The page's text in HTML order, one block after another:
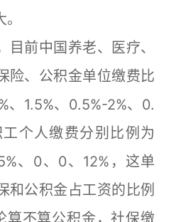
前中国养老、医疗、
险、公积金单位缴费比
、1.5%、0.5%-2%、0.
个人缴费分别比例为
、0、0、12%，这单
和公积金占工资的比例
算不算公积金，社保缴